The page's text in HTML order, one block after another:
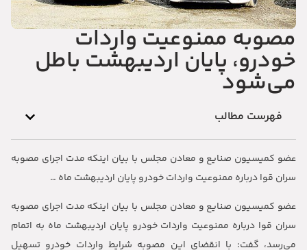
مصوبه ممنوعیت واردات
خودرو، پایان اردیبهشت باطل
می‌شود
فهرست مطالب
عضو کمیسیون صنایع و معادن مجلس با بیان اینکه مدت اجرای مصوبه
سران قوا درباره ممنوعیت واردات خودرو پایان اردیبهشت ماه …
عضو کمیسیون صنایع و معادن مجلس با بیان اینکه مدت اجرای مصوبه
سران قوا درباره ممنوعیت واردات خودرو پایان اردیبهشت ماه به اتمام
می‌رسد، گفت: با انقضای این مصوبه شرایط واردات خودرو تسهیل